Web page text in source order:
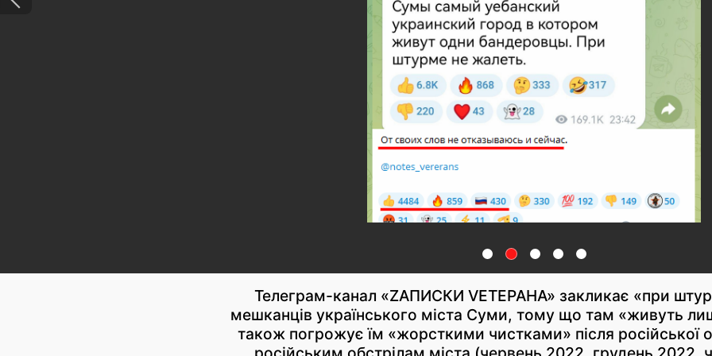
Телеграм-канал «ZАПИСКИ VЕТЕРАНА» закликає «при
мешканців українського міста Суми, тому що там «живуть
також погрожує їм «жорсткими чистками» після російської